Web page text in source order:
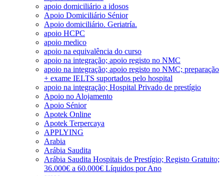
apoio domiciliário a idosos
Apoio Domiciliário Sénior
Apoio domiciliário. Geriatría.
apoio HCPC
apoio medico
apoio na equivalência do curso
apoio na integração; apoio registo no NMC
apoio na integração; apoio registo no NMC; preparação
+ exame IELTS suportados pelo hospital
apoio na integração; Hospital Privado de prestígio
Apoio no Alojamento
Apoio Sénior
Apotek Online
Apotek Terpercaya
APPLYING
Arabia
Arábia Saudita
Arábia Saudita Hospitais de Prestígio; Registo Gratuito;
36.000€ a 60.000€ Líquidos por Ano